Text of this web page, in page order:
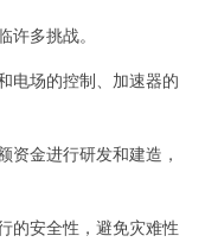
多挑战。
场的控制、加速器的
金进行研发和建造，
安全性，避免灾难性